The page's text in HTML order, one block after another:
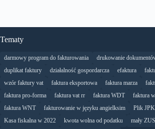
Tematy
darmowy program do fakturowania
drukowanie
duplikat faktury
działalność gospordarcza efaktura
wzór faktury vat
faktura eksportowa faktura marza
faktura pro-forma
faktura vat rr faktura WDT
faktura
faktura WNT
fakturowanie w języku angielksim
Plik JPK
Kasa fiskalna w 2022
kwota wolna od podatku
mały ZUS